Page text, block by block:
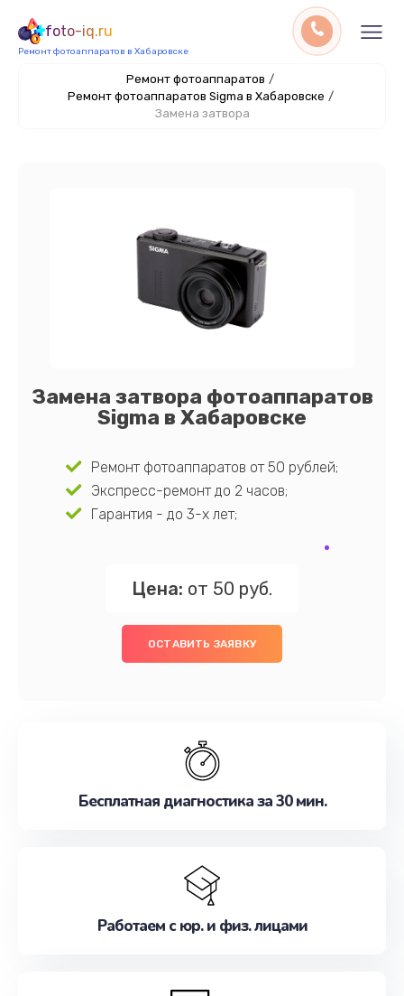
foto-iq.ru
Ремонт фотоаппаратов в Хабаровске
Ремонт фотоаппаратов /
Ремонт фотоаппаратов Sigma в Хабаровске /
Замена затвора
Замена затвора фотоаппаратов
Sigma в Хабаровске
Ремонт фотоаппаратов от 50 рублей;
Экспресс-ремонт до 2 часов;
Гарантия - до 3-х лет;
Цена: от 50 руб.
ОСТАВИТЬ ЗАЯВКУ
Бесплатная диагностика за 30 мин.
Работаем с юр. и физ. лицами